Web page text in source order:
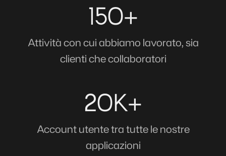
150+
Attività con cui abbiamo lavorato, sia
clienti che collaboratori
20K+
Account utente tra tutte le nostre
applicazioni